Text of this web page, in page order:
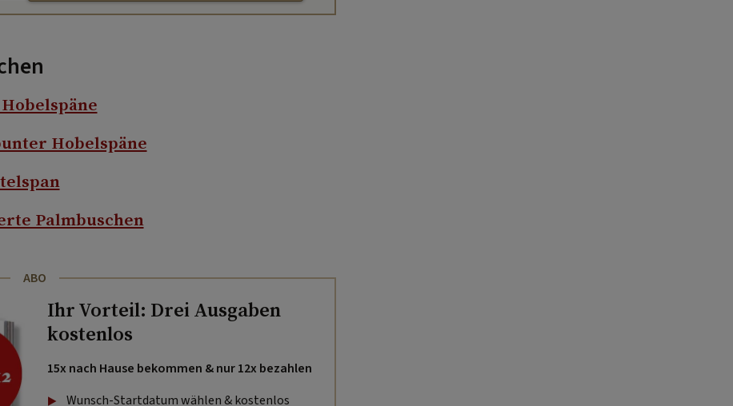
Hobelspäne
Palmbuschen
ABO
Ihr Vorteil: Drei Ausgaben
kostenlos
15x nach Hause bekommen & nur 12x bezahlen
Wunsch-Startdatum wählen & kostenlos